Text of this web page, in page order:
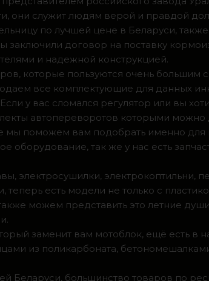
они служит людям верой и правдой
по лучшей цене в Беларуси,
договор на поставку
и надежной конструкцией.
которые пользуются очень
все комплектующие для данных
у вас сломался регулятор или вы
автопереворотов которыми можно
мы поможем вам подобрать именно
оборудование, так же у нас есть
электросушилки, электрокоптильни,
есть модели не только с
можем представить это летние
заменит вам мотоблок, ещё есть
из поликарбоната,
Беларуси, большинство товаров по